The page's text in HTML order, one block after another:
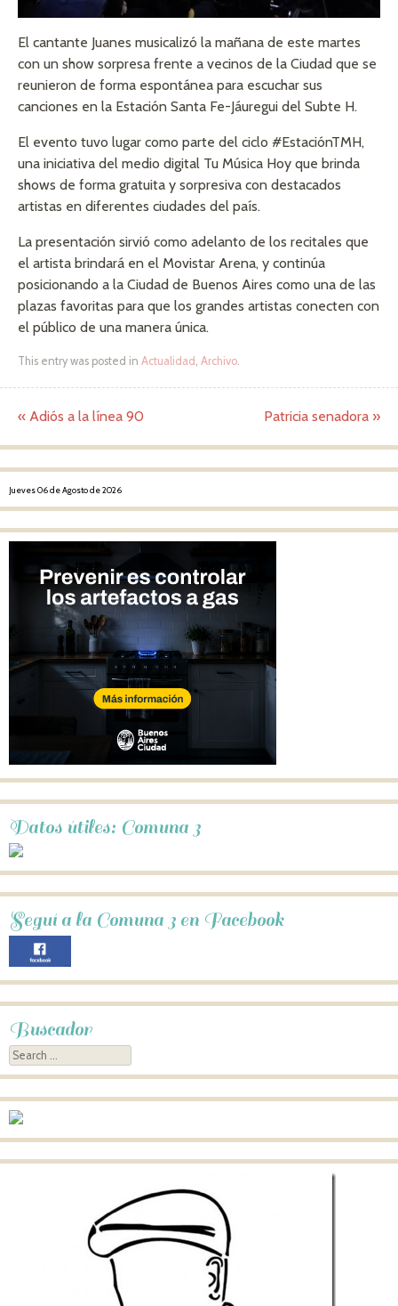
El cantante Juanes musicalizó la mañana de este martes
con un show sorpresa frente a vecinos de la Ciudad que se
reunieron de forma espontánea para escuchar sus
canciones en la Estación Santa Fe-Jáuregui del Subte H.
El evento tuvo lugar como parte del ciclo #EstaciónTMH,
una iniciativa del medio digital Tu Música Hoy que brinda
shows de forma gratuita y sorpresiva con destacados
artistas en diferentes ciudades del país.
La presentación sirvió como adelanto de los recitales que
el artista brindará en el Movistar Arena, y continúa
posicionando a la Ciudad de Buenos Aires como una de las
plazas favoritas para que los grandes artistas conecten con
el público de una manera única.
This entry was posted in Actualidad Archivo
Post navigation
« Adiós a la línea 90 Patricia senadora »
Jueves 06 de Agosto de 2026
Datos útiles: Comuna 3
Seguí a la Comuna 3 en Facebook
Buscador
Search